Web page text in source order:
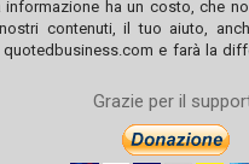
informazione ha un costo, che
contenuti, il tuo aiuto,
e farà la
Grazie per il